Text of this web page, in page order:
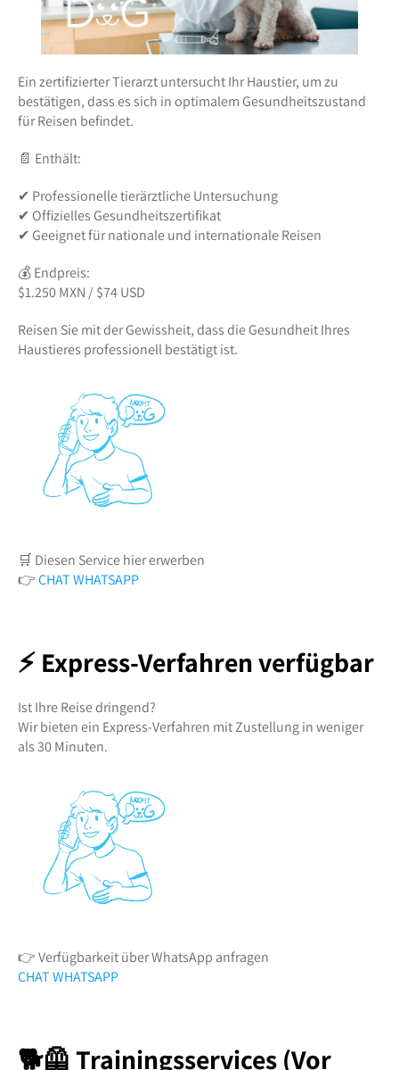
Ein zertifizierter Tierarzt untersucht Ihr Haustier, um zu
bestätigen, dass es sich in optimalem Gesundheitszustand
für Reisen befindet.
📄 Enthält:
✔ Professionelle tierärztliche Untersuchung
✔ Offizielles Gesundheitszertifikat
✔ Geeignet für nationale und internationale Reisen
💰 Endpreis:
$1.250 MXN / $74 USD
Reisen Sie mit der Gewissheit, dass die Gesundheit Ihres
Haustieres professionell bestätigt ist.
🛒 Diesen Service hier erwerben
👉CHAT WHATSAPP
⚡ Express-Verfahren verfügbar
Ist Ihre Reise dringend?
Wir bieten ein Express-Verfahren mit Zustellung in weniger
als 30 Minuten.
👉 Verfügbarkeit über WhatsApp anfragen
CHAT WHATSAPP
🐕🦺 Trainingsservices (Vor